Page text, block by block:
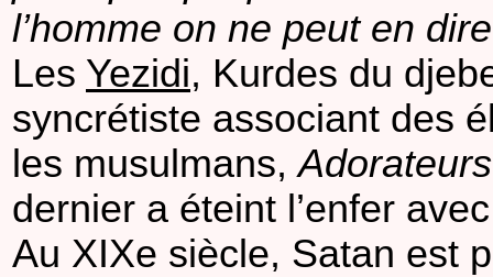
l’homme on ne peut en
Les Yezidi, Kurdes du
syncrétiste associant des
les musulmans,
dernier a éteint l’enfer
Au XIXe siècle, Satan est